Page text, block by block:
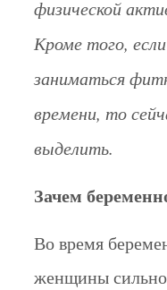
физической
Кроме того,
заниматься
времени, то
выделить.
Зачем
Во время
женщины сильно